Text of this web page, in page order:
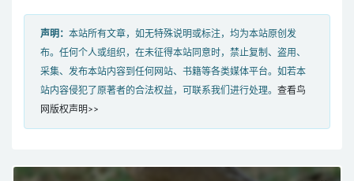
声明： 本站所有文章，如无特殊说明或标注，均为本站原创发
布。任何个人或组织，在未征得本站同意时，禁止复制、盗用、
采集、发布本站内容到任何网站、书籍等各类媒体平台。如若本
站内容侵犯了原著者的合法权益，可联系我们进行处理。 查看鸟
网版权声明>>